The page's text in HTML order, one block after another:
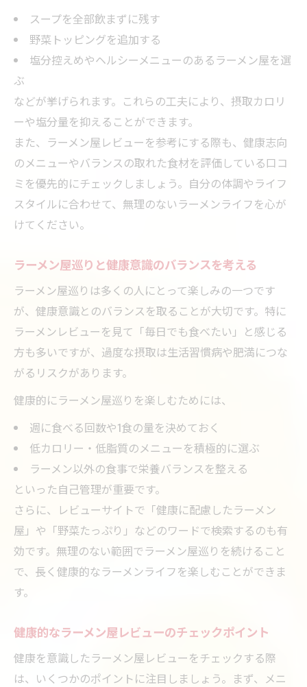
スープを全部飲まずに残す
野菜トッピングを追加する
塩分控えめやヘルシーメニューのあるラーメン屋を選
ぶ
などが挙げられます。これらの工夫により、摂取カロリ
ーや塩分量を抑えることができます。
また、ラーメン屋レビューを参考にする際も、健康志向
のメニューやバランスの取れた食材を評価している口コ
ミを優先的にチェックしましょう。自分の体調やライフ
スタイルに合わせて、無理のないラーメンライフを心が
けてください。
ラーメン屋巡りと健康意識のバランスを考える
ラーメン屋巡りは多くの人にとって楽しみの一つです
が、健康意識とのバランスを取ることが大切です。特に
ラーメンレビューを見て「毎日でも食べたい」と感じる
方も多いですが、過度な摂取は生活習慣病や肥満につな
がるリスクがあります。
健康的にラーメン屋巡りを楽しむためには、
週に食べる回数や1食の量を決めておく
低カロリー・低脂質のメニューを積極的に選ぶ
ラーメン以外の食事で栄養バランスを整える
といった自己管理が重要です。
さらに、レビューサイトで「健康に配慮したラーメン
屋」や「野菜たっぷり」などのワードで検索するのも有
効です。無理のない範囲でラーメン屋巡りを続けること
で、長く健康的なラーメンライフを楽しむことができま
す。
健康的なラーメン屋レビューのチェックポイント
健康を意識したラーメン屋レビューをチェックする際
は、いくつかのポイントに注目しましょう。まず、メニ